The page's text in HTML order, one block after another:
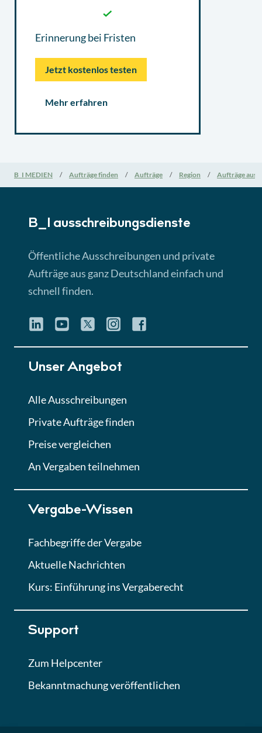
Erinnerung bei Fristen
Jetzt kostenlos testen
Mehr erfahren
B_I MEDIEN Aufträge finden Aufträge Region Aufträge aus
B_I ausschreibungs­dienste
Öffentliche Ausschreibungen und private
Aufträge aus ganz Deutschland einfach und
schnell finden.
Unser Angebot
Alle Ausschreibungen
Private Aufträge finden
Preise vergleichen
An Vergaben teilnehmen
Vergabe-Wissen
Fachbegriffe der Vergabe
Aktuelle Nachrichten
Kurs: Einführung ins Vergaberecht
Support
Zum Helpcenter
Bekanntmachung veröffentlichen